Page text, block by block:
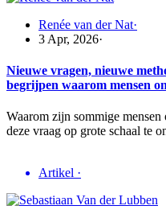
Renée van der Nat·
3 Apr, 2026·
Nieuwe vragen, nieuwe
begrijpen waarom mensen
Waarom zijn sommige
deze vraag op grote schaal te
Artikel ·